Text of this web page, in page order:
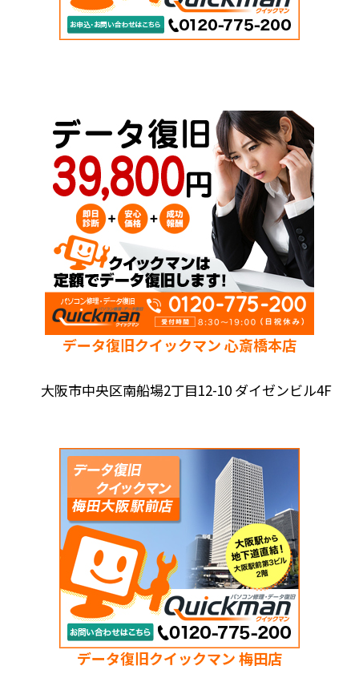
データ復旧クイックマン 心斎橋本店
大阪市中央区南船場2丁目12-10 ダイゼンビル4F
データ復旧クイックマン 梅田店